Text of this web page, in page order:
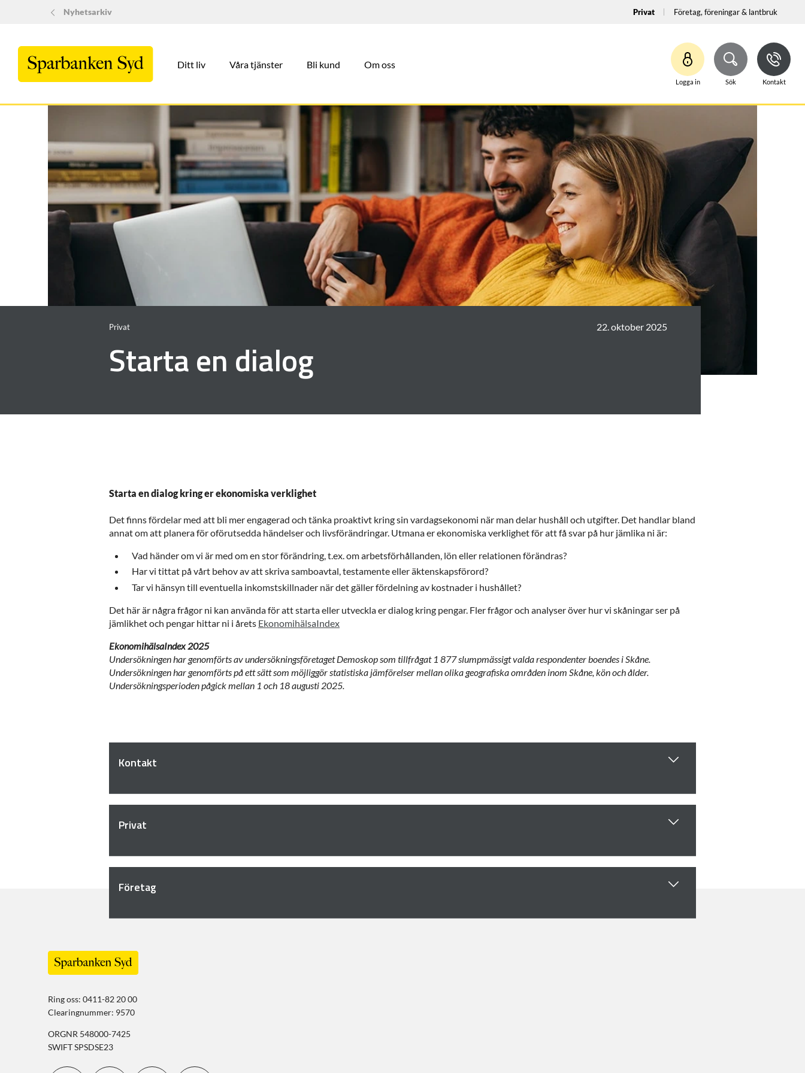
Nyhetsarkiv Privat Företag, föreningar & lantbruk
Ditt liv Våra tjänster Bli kund Om oss
Logga in Sök Kontakt
Privat
Starta en dialog
22. oktober 2025
Starta en dialog kring er ekonomiska verklighet
Det finns fördelar med att bli mer engagerad och tänka proaktivt kring sin vardagsekonomi när man delar hushåll och utgifter. Det handlar bland
annat om att planera för oförutsedda händelser och livsförändringar. Utmana er ekonomiska verklighet för att få svar på hur jämlika ni är:
Vad händer om vi är med om en stor förändring, t.ex. om arbetsförhållanden, lön eller relationen förändras?
Har vi tittat på vårt behov av att skriva samboavtal, testamente eller äktenskapsförord?
Tar vi hänsyn till eventuella inkomstskillnader när det gäller fördelning av kostnader i hushållet?
Det här är några frågor ni kan använda för att starta eller utveckla er dialog kring pengar. Fler frågor och analyser över hur vi skåningar ser på
jämlikhet och pengar hittar ni i årets EkonomihälsaIndex
EkonomihälsaIndex 2025
Undersökningen har genomförts av undersökningsföretaget Demoskop som tillfrågat 1 877 slumpmässigt valda respondenter boendes i Skåne.
Undersökningen har genomförts på ett sätt som möjliggör statistiska jämförelser mellan olika geografiska områden inom Skåne, kön och ålder.
Undersökningsperioden pågick mellan 1 och 18 augusti 2025.
Kontakt
Privat
Företag
Ring oss: 0411-82 20 00
Clearingnummer: 9570
ORGNR 548000-7425
SWIFT SPSDSE23